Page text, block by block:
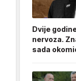
Dvije
nervoza.
sada